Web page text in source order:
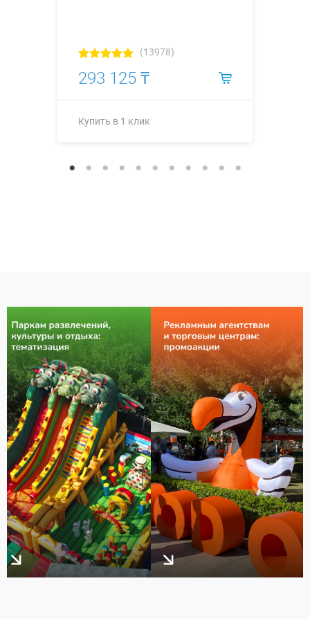
(13978)
293 125 ₸
Купить в 1 клик